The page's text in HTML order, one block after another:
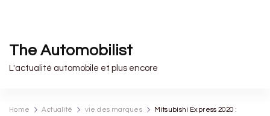
The Automobilist
L'actualité automobile et plus encore
Home Actualité vie des marques
Mitsubishi Express 2020 :